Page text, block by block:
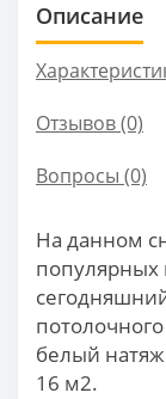
Описание
Отзывов (0)
Вопросы (0)
На данном
популярных
белый
16 м2.